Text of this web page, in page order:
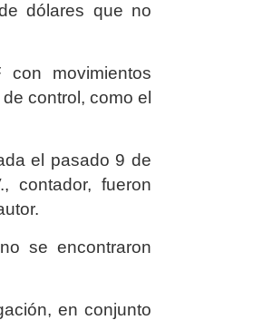
dólares que no
movimientos
control, como el
el pasado 9 de
contador, fueron
se encontraron
en conjunto